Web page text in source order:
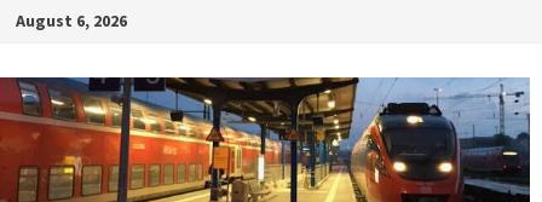
Zum
springen
August 6, 2026